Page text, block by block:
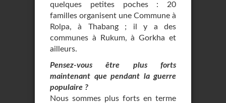
quelques petites poches : 20
familles organisent une Commune à
Rolpa, à Thabang ; il y a des
communes à Rukum, à Gorkha et
ailleurs.
Pensez-vous être plus forts
maintenant que pendant la guerre
populaire ?
Nous sommes plus forts en terme